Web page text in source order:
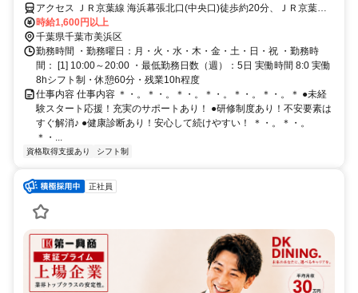
アクセス ＪＲ京葉線 海浜幕張北口(中央口)徒歩約20分、ＪＲ京葉線
新習志野南口徒歩約32分
時給1,600円以上
千葉県千葉市美浜区
勤務時間 ・勤務曜日：月・火・水・木・金・土・日・祝 ・勤務時
間： [1] 10:00～20:00 ・最低勤務日数（週）：5日 実働時間 8:0 実働
8hシフト制・休憩60分・残業10h程度
仕事内容 仕事内容 ＊・。＊・。＊・。＊・。＊・。＊・。＊ ●未経
験スタート応援！充実のサポートあり！ ●研修制度あり！不安要素は
すぐ解消♪ ●健康診断あり！安心して続けやすい！ ＊・。＊・。
＊・...
資格取得支援あり シフト制
正社員